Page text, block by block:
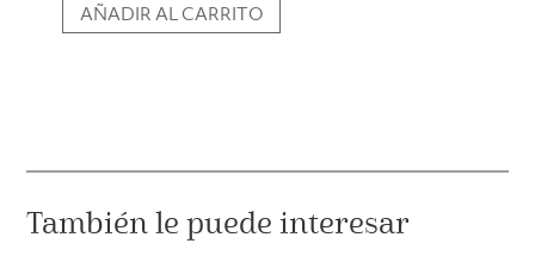
Pantalla
cm
AÑADIR AL CARRITO
También le puede interesar